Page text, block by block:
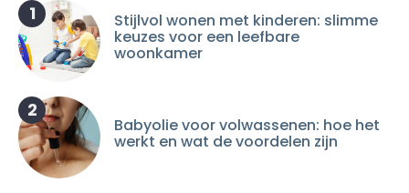
1 Stijlvol wonen met kinderen: slimme
keuzes voor een leefbare
woonkamer
2
Babyolie voor volwassenen: hoe het
werkt en wat de voordelen zijn